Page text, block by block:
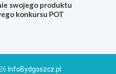
swojego produktu
konkursu POT
InfoBydgoszcz.pl